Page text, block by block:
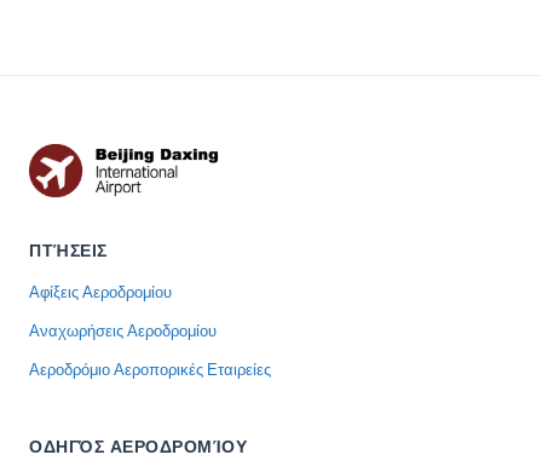
ΠΤΉΣΕΙΣ
Αφίξεις Αεροδρομίου
Αναχωρήσεις Αεροδρομίου
Αεροδρόμιο Αεροπορικές Εταιρείες
ΟΔΗΓΌΣ ΑΕΡΟΔΡΟΜΊΟΥ